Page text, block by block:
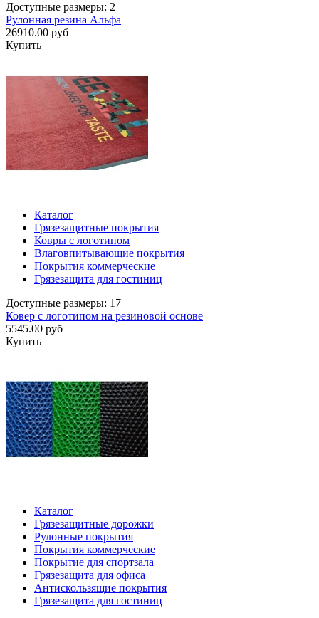
Доступные размеры: 2
Рулонная резина Альфа
26910.00 руб
Купить
Каталог
Грязезащитные покрытия
Ковры с логотипом
Влаговпитывающие покрытия
Покрытия коммерческие
Грязезащита для гостиниц
Доступные размеры: 17
Ковер с логотипом на резиновой основе
5545.00 руб
Купить
Каталог
Грязезащитные дорожки
Рулонные покрытия
Покрытия коммерческие
Покрытие для спортзала
Грязезащита для офиса
Антискользящие покрытия
Грязезащита для гостиниц